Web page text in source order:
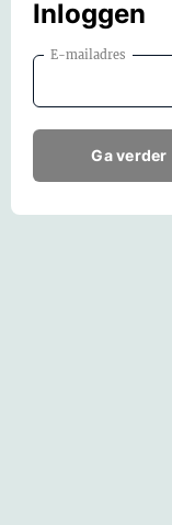
Inloggen
E-mailadres
Ga verder